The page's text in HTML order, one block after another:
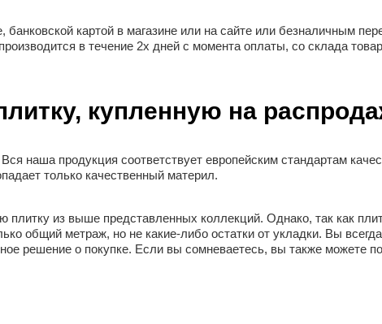
картой в магазине или на сайте или безналичным
в течение 2х дней с момента оплаты, со склада
купленную на
наша продукция соответствует европейским стандартам
только качественный материл.
из выше представленных коллекций. Однако, так как
общий метраж, но не какие-либо остатки от укладки. Вы
решение о покупке. Если вы сомневаетесь, вы также можете